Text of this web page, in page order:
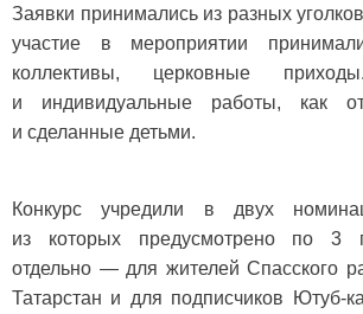
Заявки принимались из разных
участие в мероприятии
коллективы, церковные
и индивидуальные работы, как
и сделанные детьми.
Конкурс учредили в двух
из которых предусмотрено по 3
отдельно — для жителей Спасского
Татарстан и для подписчиков Ютуб-